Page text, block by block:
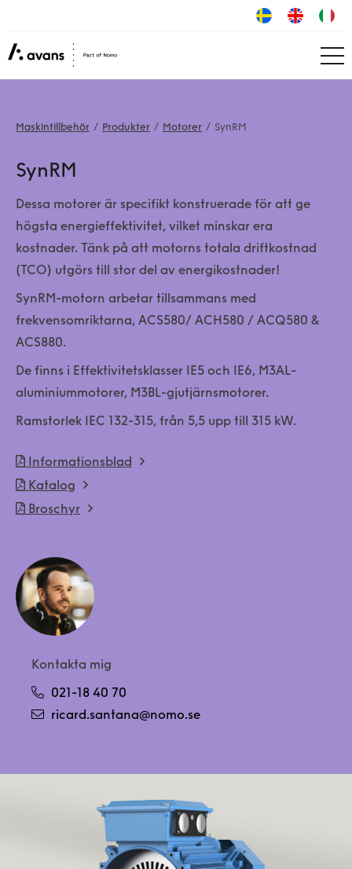
Maskintillbehör Produkter Motorer SynRM
SynRM
Dessa motorer är specifikt konstruerade för att ge
högsta energieffektivitet, vilket minskar era
kostnader. Tänk på att motorns totala driftkostnad
(TCO) utgörs till stor del av energikostnader!
SynRM-motorn arbetar tillsammans med
frekvensomriktarna, ACS580/ ACH580 / ACQ580 &
ACS880.
De finns i Effektivitetsklasser IE5 och IE6, M3AL-
aluminiummotorer, M3BL-gjutjärnsmotorer.
Ramstorlek IEC 132-315, från 5,5 upp till 315 kW.
Informationsblad
Katalog
Broschyr
Kontakta mig
021-18 40 70
ricard.santana@nomo.se